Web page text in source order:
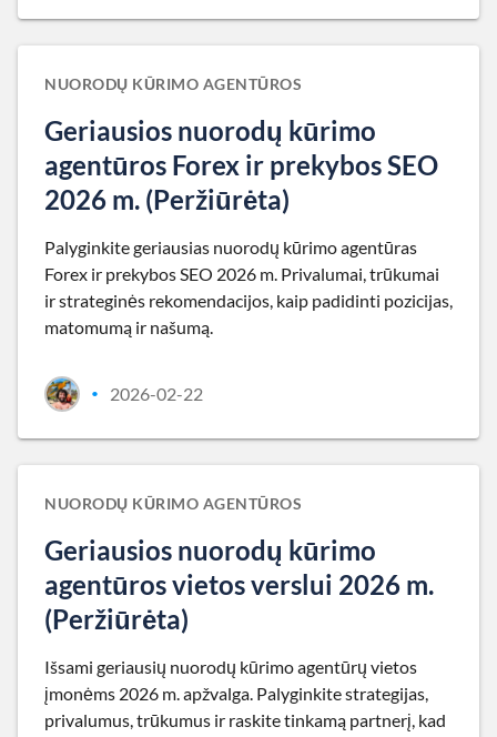
NUORODŲ KŪRIMO AGENTŪROS
Geriausios nuorodų kūrimo
agentūros Forex ir prekybos SEO
2026 m. (Peržiūrėta)
Palyginkite geriausias nuorodų kūrimo agentūras
Forex ir prekybos SEO 2026 m. Privalumai, trūkumai
ir strateginės rekomendacijos, kaip padidinti pozicijas,
matomumą ir našumą.
• 2026-02-22
NUORODŲ KŪRIMO AGENTŪROS
Geriausios nuorodų kūrimo
agentūros vietos verslui 2026 m.
(Peržiūrėta)
Išsami geriausių nuorodų kūrimo agentūrų vietos
įmonėms 2026 m. apžvalga. Palyginkite strategijas,
privalumus, trūkumus ir raskite tinkamą partnerį, kad